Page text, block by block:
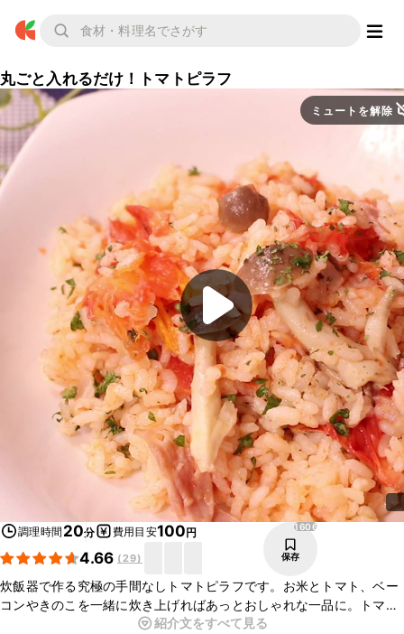
丸ごと入れるだけ！トマトピラフ
ミュートを解除
調理時間 20分 費用目安100円
4.66 (29)
1606
保存
炊飯器で作る究極の手間なしトマトピラフです。お米とトマト、ベー
コンやきのこを一緒に炊き上げればあっとおしゃれな一品に。トマト
の酸味が爽やかで、食欲のない時でも箸の進む一品になります。仕上
紹介文をすべて見る